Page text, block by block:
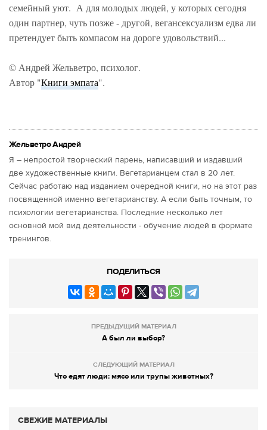
семейный уют. А для молодых людей, у которых сегодня
один партнер, чуть позже - другой, вегансексуализм едва ли
претендует быть компасом на дороге удовольствий...
© Андрей Жельветро, психолог.
Автор "Книги эмпата".
Жельветро Андрей
Я – непростой творческий парень, написавший и издавший
две художественные книги. Вегетарианцем стал в 20 лет.
Сейчас работаю над изданием очередной книги, но на этот раз
посвященной именно вегетарианству. А если быть точным, то
психологии вегетарианства. Последние несколько лет
основной мой вид деятельности - обучение людей в формате
тренингов.
ПОДЕЛИТЬСЯ
ПРЕДЫДУЩИЙ МАТЕРИАЛ
А был ли выбор?
СЛЕДУЮЩИЙ МАТЕРИАЛ
Что едят люди: мясо или трупы животных?
СВЕЖИЕ МАТЕРИАЛЫ